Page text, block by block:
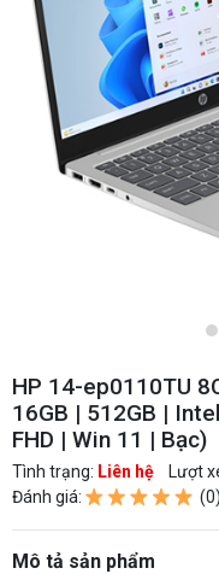
HP 14-ep0110TU
16GB | 512GB |
FHD | Win 11 | Bạc)
Tình trạng: Liên hệ Lượt
Đánh giá:
(0)
Mô tả sản phẩm